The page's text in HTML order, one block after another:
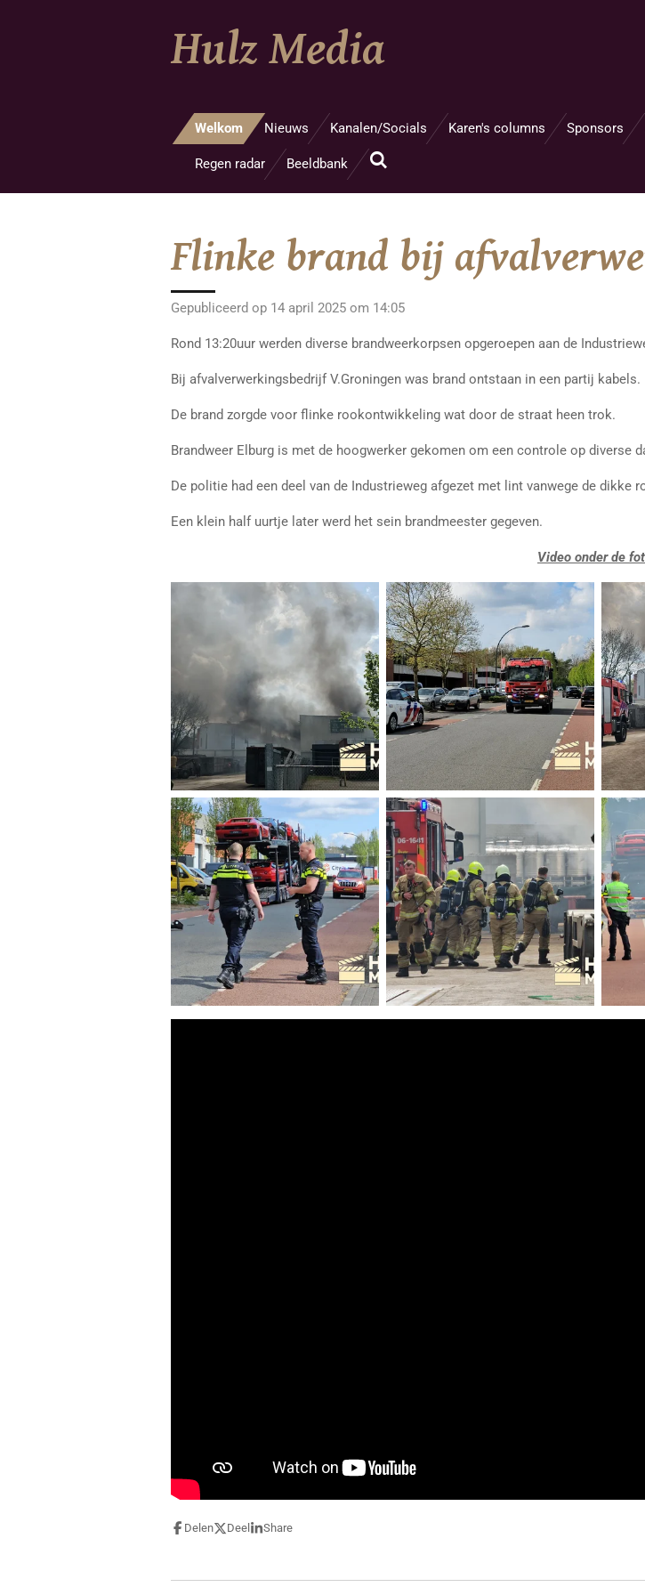
Hulz Media
Welkom Nieuws Kanalen/Socials Karen's columns Sponsors
Regen radar Beeldbank
Flinke brand bij
Gepubliceerd op 14 april 2025 om 14:05
Rond 13:20uur werden diverse brandweerkorpsen opgeroepen aan de
Bij afvalverwerkingsbedrijf V.Groningen was brand ontstaan in een partij kabels.
De brand zorgde voor flinke rookontwikkeling wat door de straat heen trok.
Brandweer Elburg is met de hoogwerker gekomen om een controle op diverse
De politie had een deel van de Industrieweg afgezet met lint vanwege de dikke
Een klein half uurtje later werd het sein brandmeester gegeven.
Video onder de
Delen Deel Share